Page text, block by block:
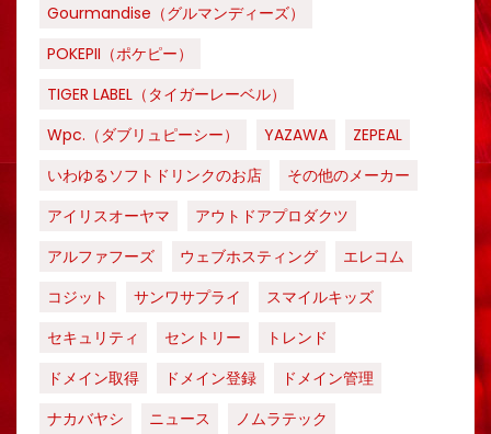
Gourmandise（グルマンディーズ）
POKEPII（ポケピー）
TIGER LABEL（タイガーレーベル）
Wpc.（ダブリュピーシー）
YAZAWA
ZEPEAL
いわゆるソフトドリンクのお店
その他のメーカー
アイリスオーヤマ
アウトドアプロダクツ
アルファフーズ
ウェブホスティング
エレコム
コジット
サンワサプライ
スマイルキッズ
セキュリティ
セントリー
トレンド
ドメイン取得
ドメイン登録
ドメイン管理
ナカバヤシ
ニュース
ノムラテック